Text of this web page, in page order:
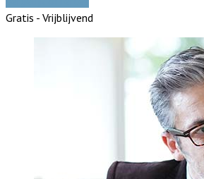
Gratis - Vrijblijvend